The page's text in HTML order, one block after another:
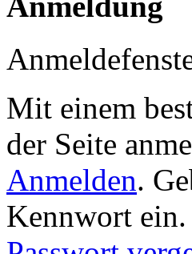
Mit einem
der Seite
Anmelden.
Kennwort ein.